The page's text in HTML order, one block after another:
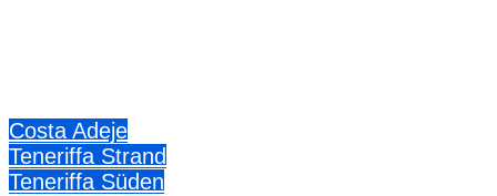
Costa Adeje
Teneriffa Strand
Teneriffa Süden